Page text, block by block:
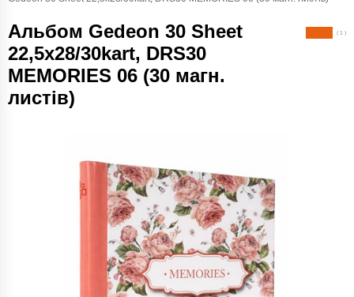
Альбом Gedeon 30 Sheet
22,5x28/30kart, DRS30
MEMORIES 06 (30 магн.
листів)
( 1 )